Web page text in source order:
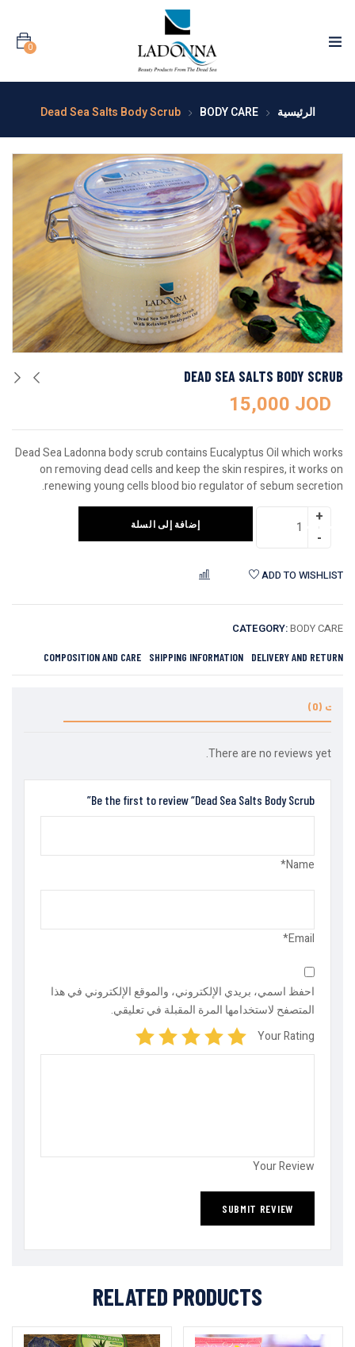
0
الرئيسية BODY CARE
Dead Sea Salts Body Scrub
DEAD SEA SALTS BODY SCRUB
15,000 JOD
Dead Sea Ladonna body scrub contains Eucalyptus Oil which works
on removing dead cells and keep the skin respires, it works on
renewing young cells blood bio regulator of sebum secretion.
إضافة إلى السلة
ADD TO WISHLIST
CATEGORY:BODY CARE
DELIVERY AND RETURN
SHIPPING INFORMATION
COMPOSITION AND CARE
(0)
There are no reviews yet.
Be the first to review “Dead Sea Salts Body Scrub”
Name*
Email*
احفظ اسمي، بريدي الإلكتروني، والموقع الإلكتروني في هذا
المتصفح لاستخدامها المرة المقبلة في تعليقي.
Your Rating
Your Review
RELATED PRODUCTS